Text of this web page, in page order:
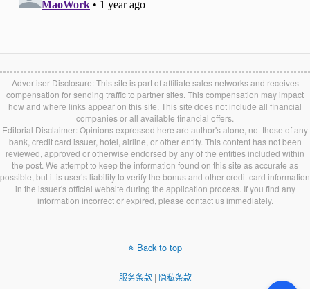
Advertiser Disclosure: This site is part of affiliate sales networks and receives
compensation for sending traffic to partner sites. This compensation may impact
how and where links appear on this site. This site does not include all financial
companies or all available financial offers.
Editorial Disclaimer: Opinions expressed here are author's alone, not those of any
bank, credit card issuer, hotel, airline, or other entity. This content has not been
reviewed, approved or otherwise endorsed by any of the entities included within
the post. We attempt to keep the information found on this site as accurate as
possible, but it is user’s liability to verify the bonus and other credit card information
in the issuer's official website during the application process. If you find any
information incorrect or expired, please contact us immediately.
Back to top
服务条款| 隐私条款